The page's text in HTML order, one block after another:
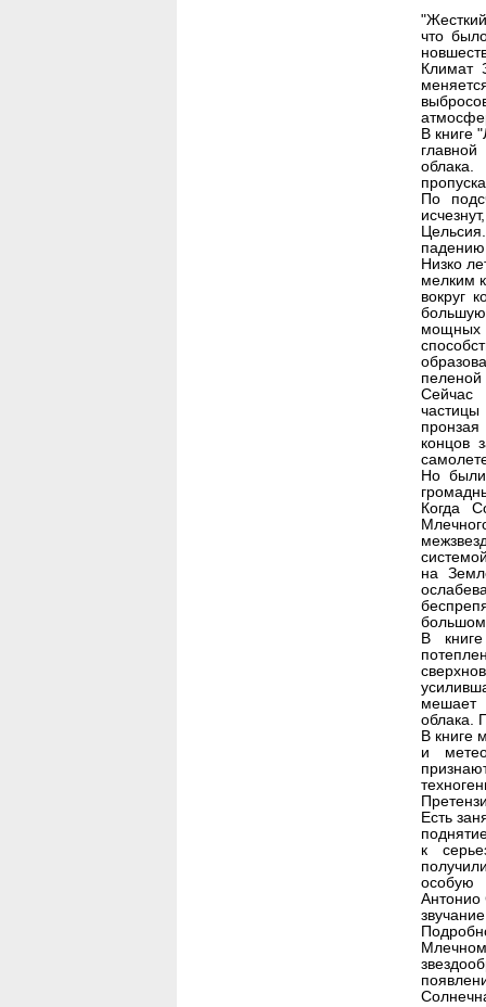
что
Климат
В книге
По
Низко
мелким
вокруг
мощных
пеленой
Сейчас
концов
Но были
Когда
на
В
мешает
облака.
В книге
и
Есть
к
особую
Антонио